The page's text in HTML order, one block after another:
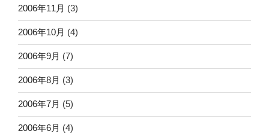
2006年11月 (3)
2006年10月 (4)
2006年9月 (7)
2006年8月 (3)
2006年7月 (5)
2006年6月 (4)